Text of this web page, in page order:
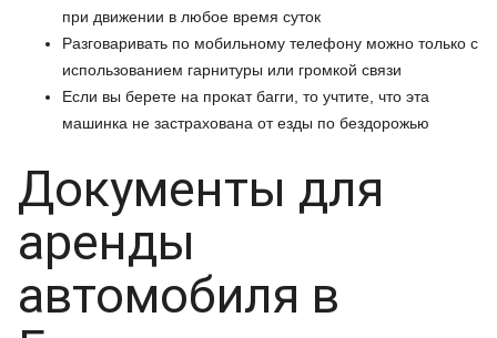
при движении в любое время суток
Разговаривать по мобильному телефону можно только с
использованием гарнитуры или громкой связи
Если вы берете на прокат багги, то учтите, что эта
машинка не застрахована от езды по бездорожью
Документы для
аренды
автомобиля в